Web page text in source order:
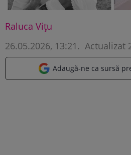
Raluca Vițu
26.05.2026, 13:21 . Actualizat
Adaugă-ne ca sursă